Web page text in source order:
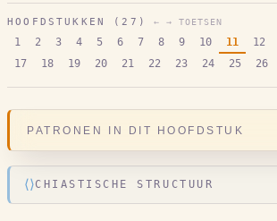
HOOFDSTUKKEN ( 27 ) ← → TOETSEN
1 2 3 4 5 6 7 8 9 10 11 12
17
18 19 20 21 22 23 24 25 26
PATRONEN IN DIT HOOFDSTUK
⟨⟩CHIASTISCHE STRUCTUUR